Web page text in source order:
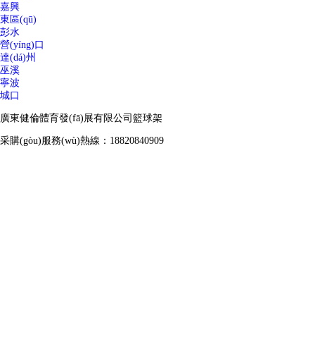
嘉興
東區(qū)
彭水
營(yíng)口
達(dá)州
巫溪
寧波
城口
廣東健倫體育發(fā)展有限公司籃球架
采購(gòu)服務(wù)熱線：18820840909